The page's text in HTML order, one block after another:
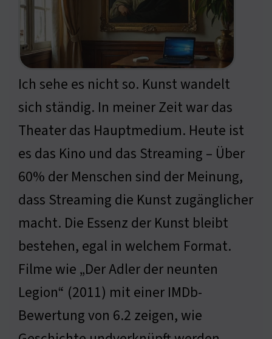
Ich sehe es nicht so. Kunst wandelt
sich ständig. In meiner Zeit war das
Theater das Hauptmedium. Heute ist
es das Kino und das Streaming – Über
60% der Menschen sind der Meinung,
dass Streaming die Kunst zugänglicher
macht. Die Essenz der Kunst bleibt
bestehen, egal in welchem Format.
Filme wie „Der Adler der neunten
Legion“ (2011) mit einer IMDb-
Bewertung von 6.2 zeigen, wie